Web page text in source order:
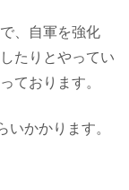
、自軍を強化
たりとやってい
ております。
かかります。